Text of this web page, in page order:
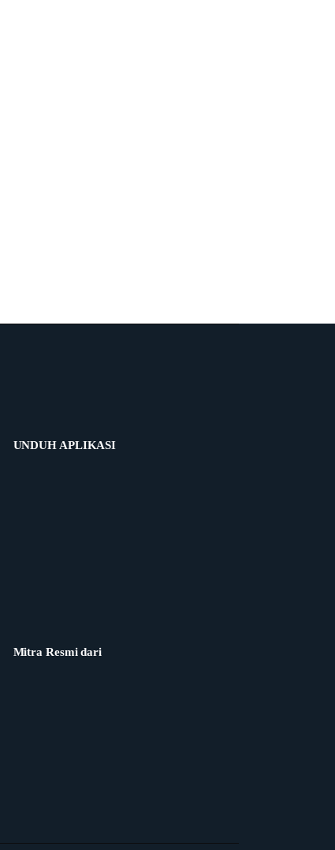
UNDUH APLIKASI
Mitra Resmi dari